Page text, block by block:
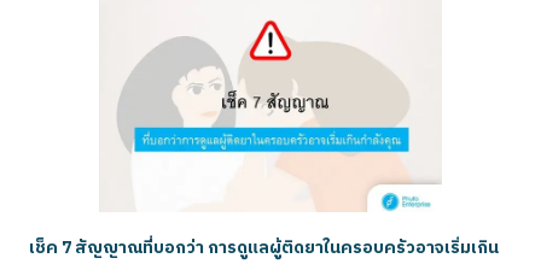
เช็ค 7 สัญญาณที่บอกว่า การดูแลผู้ติดยาในครอบครัวอาจเริ่มเกิน